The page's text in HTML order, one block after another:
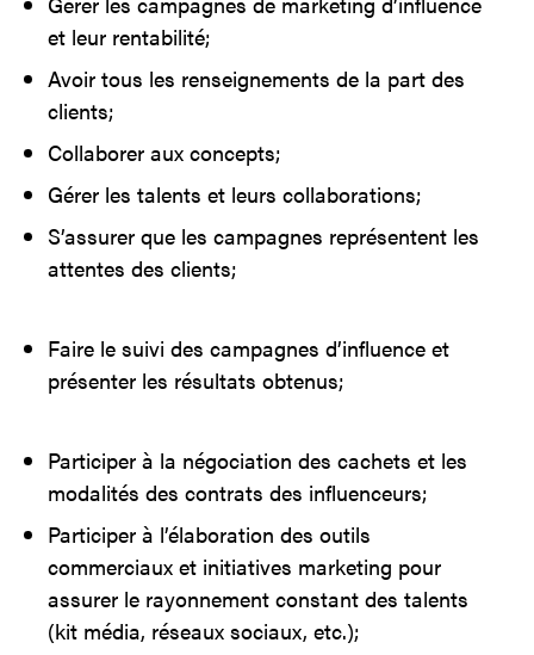
et leur rentabilité;
Avoir tous les renseignements de la part des
clients;
Collaborer aux concepts;
Gérer les talents et leurs collaborations;
S’assurer que les campagnes représentent les
attentes des clients;
Faire le suivi des campagnes d’influence et
présenter les résultats obtenus;
Participer à la négociation des cachets et les
modalités des contrats des influenceurs;
Participer à l’élaboration des outils
commerciaux et initiatives marketing pour
assurer le rayonnement constant des talents
(kit média, réseaux sociaux, etc.);